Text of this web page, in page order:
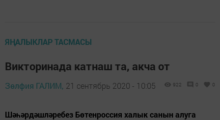
ЯҢАЛЫКЛАР ТАСМАСЫ
Викторинада катнаш та, акча от
Зөлфия ГАЛИМ, 21 сентябрь 2020 - 10:05 922 0 0
Шәһәрдәшләребез Бөтенроссия халык санын алуга